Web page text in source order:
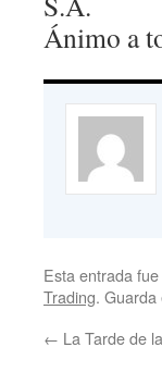
Ánimo a
Esta entrada
Trading. Guarda
← La Tarde de